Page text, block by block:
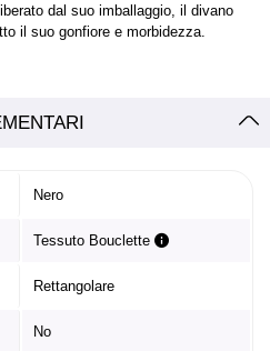
dal suo imballaggio, il divano
il suo gonfiore e morbidezza.
Nero
Tessuto Bouclette
Rettangolare
No